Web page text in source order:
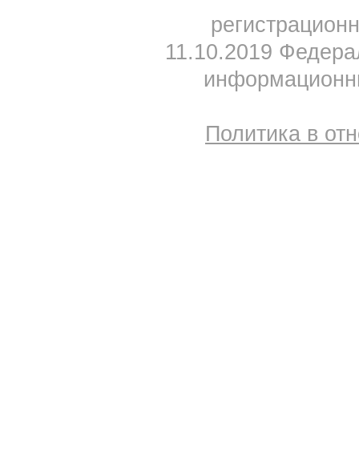
11.10.2019
Политика в